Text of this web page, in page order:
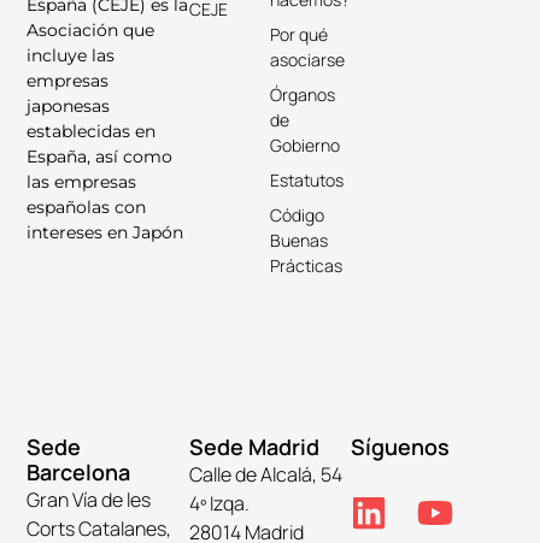
España (CEJE) es la
Asociación que
incluye las
empresas
japonesas
establecidas en
España, así como
las empresas
españolas con
intereses en Japón
Por qué
asociarse
Órganos
de
Gobierno
Estatutos
Código
Buenas
Prácticas
CEJE
Sede
Barcelona
Gran Vía de les
Corts Catalanes,
Sede Madrid
Calle de Alcalá, 54
4º Izqa.
28014 Madrid
Síguenos